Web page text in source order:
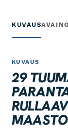
KUVAUS
KUVAUS
29